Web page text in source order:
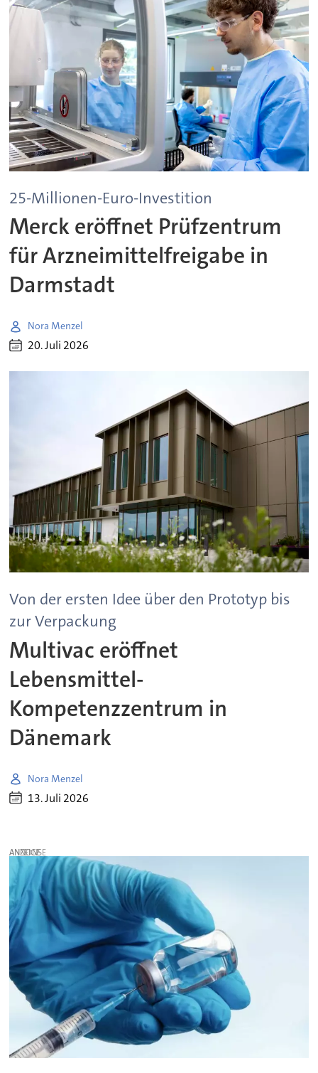
25-Millionen-Euro-Investition
Merck eröffnet Prüfzentrum
für Arzneimittelfreigabe in
Darmstadt
Nora Menzel
20. Juli 2026
Von der ersten Idee über den Prototyp bis
zur Verpackung
Multivac eröffnet
Lebensmittel-
Kompetenzzentrum in
Dänemark
Nora Menzel
13. Juli 2026
ANZEIGE